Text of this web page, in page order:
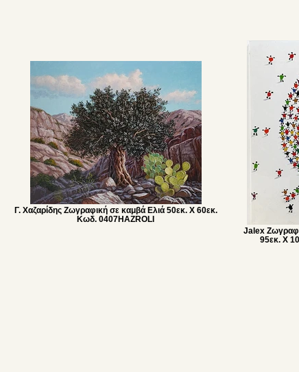
Γ. Χαζαρίδης Ζωγραφική σε καμβά Ελιά 50εκ. Χ 60εκ.
Κωδ. 0407HAZROLI
Jalex
95εκ. Χ